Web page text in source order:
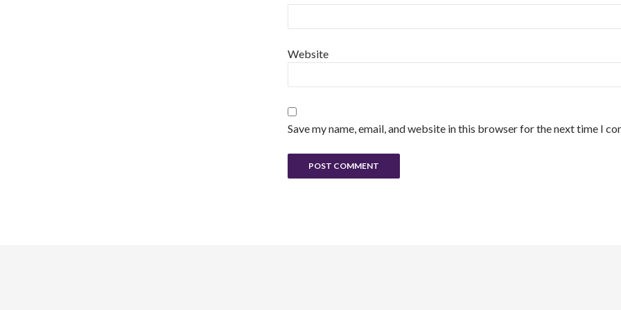
Website
Save my name, email, and website in this browser for the next time I